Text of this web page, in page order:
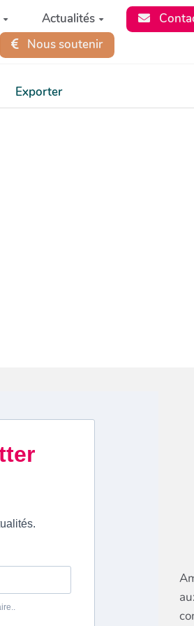
Actualités
Nous soutenir
Exporter